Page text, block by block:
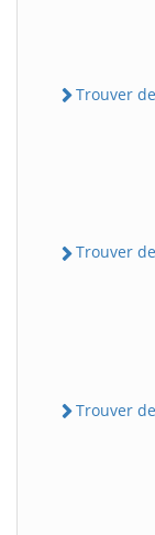
Trouver
Trouver
Trouver